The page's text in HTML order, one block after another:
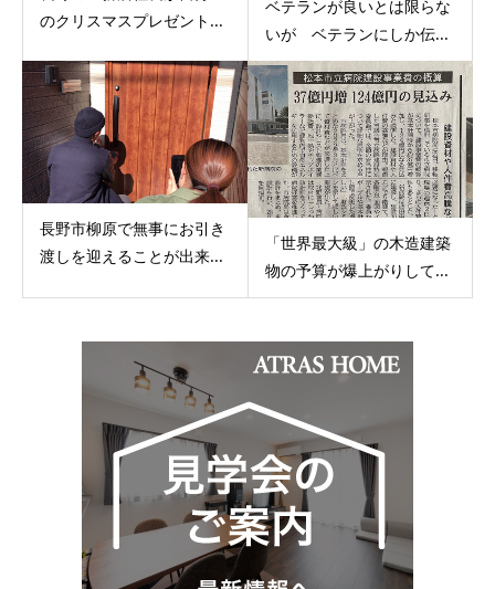
のクリスマスプレゼント...
ベテランが良いとは限らな
いが ベテランにしか伝...
長野市柳原で無事にお引き
渡しを迎えることが出来...
「世界最大級」の木造建築
物の予算が爆上がりして...